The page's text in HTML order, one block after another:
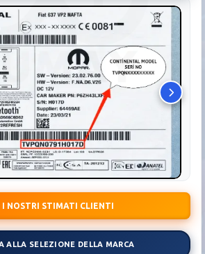
I NOSTRI STIMATI CLIENTI
ALLA SELEZIONE DELLA MARCA